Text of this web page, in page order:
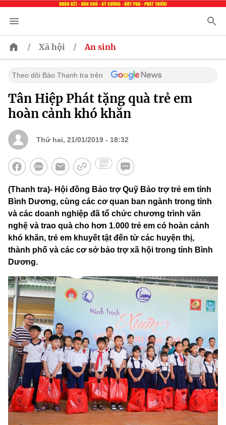
/ Xã hội / An sinh
Theo dõi Báo Thanh tra trên
Tân Hiệp Phát tặng quà trẻ em
hoàn cảnh khó khăn
Thứ hai, 21/01/2019 - 18:32
(Thanh tra)- Hội đồng Bảo trợ Quỹ Bảo trợ trẻ em tỉnh
Bình Dương, cùng các cơ quan ban ngành trong tỉnh
và các doanh nghiệp đã tổ chức chương trình văn
nghệ và trao quà cho hơn 1.000 trẻ em có hoàn cảnh
khó khăn, trẻ em khuyết tật đến từ các huyện thị,
thành phố và các cơ sở bảo trợ xã hội trong tỉnh Bình
Dương.